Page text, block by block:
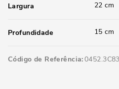
Largura 22 cm
Profundidade 15 cm
Código de Referência